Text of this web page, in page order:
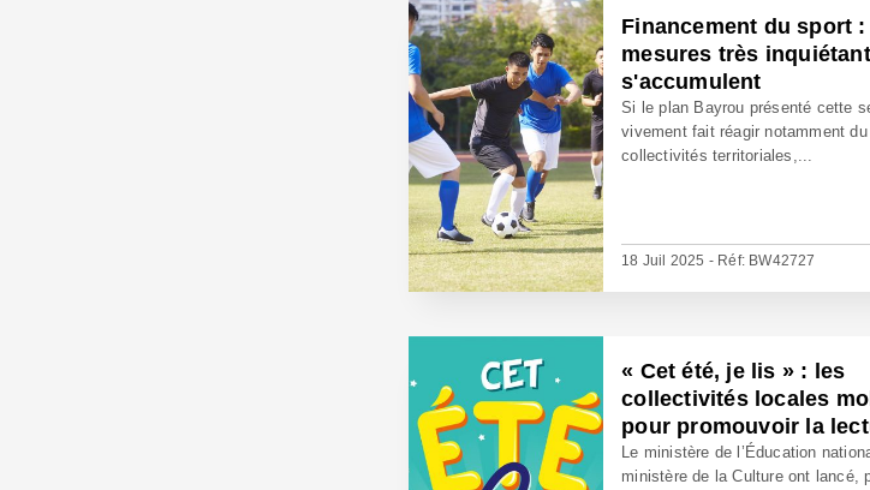
Financement du sport
mesures très
s'accumulent
Si le plan Bayrou présenté cette
vivement fait réagir notamment
collectivités territoriales,...
18 Juil 2025 - Réf: BW42727
« Cet été, je lis » : les
collectivités locales
pour promouvoir la
Le ministère de l’Éducation
ministère de la Culture ont lancé,